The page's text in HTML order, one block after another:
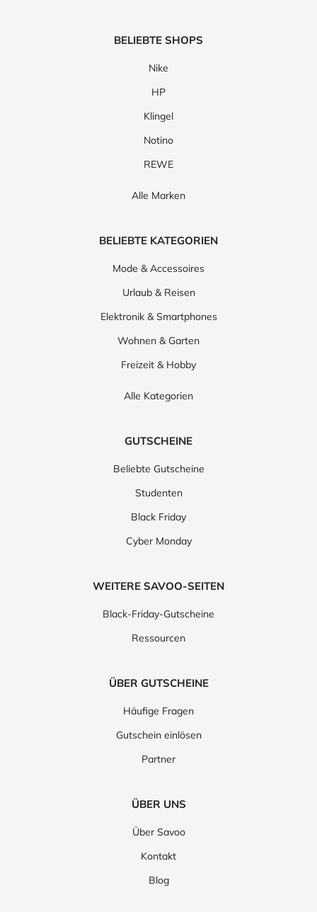
BELIEBTE SHOPS
Nike
HP
Klingel
Notino
REWE
Alle Marken
BELIEBTE KATEGORIEN
Mode & Accessoires
Urlaub & Reisen
Elektronik & Smartphones
Wohnen & Garten
Freizeit & Hobby
Alle Kategorien
GUTSCHEINE
Beliebte Gutscheine
Studenten
Black Friday
Cyber Monday
WEITERE SAVOO-SEITEN
Black-Friday-Gutscheine
Ressourcen
ÜBER GUTSCHEINE
Häufige Fragen
Gutschein einlösen
Partner
ÜBER UNS
Über Savoo
Kontakt
Blog